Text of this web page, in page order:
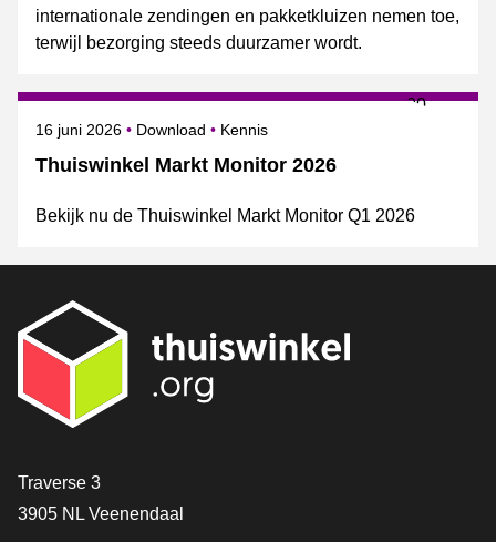
internationale zendingen en pakketkluizen nemen toe,
terwijl bezorging steeds duurzamer wordt.
Thuiswinkel Markt Monitor 2026
Gepubliceerd op
16 juni 2026 Download Onderwerpen
Kennis
Bekijk nu de Thuiswinkel Markt Monitor Q1 2026
Contact
Traverse 3
3905 NL Veenendaal